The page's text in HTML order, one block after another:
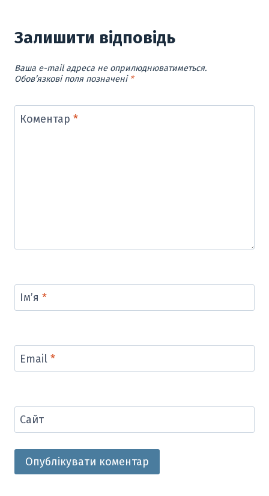
Залишити відповідь
Ваша e-mail адреса не оприлюднюватиметься.
Обов’язкові поля позначені *
Коментар *
Ім’я *
Email *
Сайт